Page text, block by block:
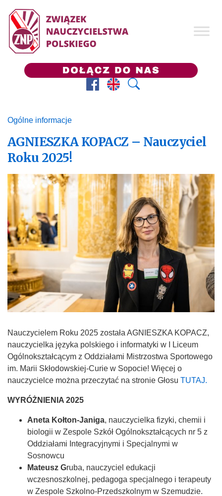
FacebookPrezes ZNP
Wyszukaj
Ogólne informacje
AGNIESZKA KOPACZ – Nauczyciel
Roku 2025!
Nauczycielem Roku 2025 została AGNIESZKA KOPACZ,
nauczycielka języka polskiego i informatyki w I Liceum
Ogólnokształcącym z Oddziałami Mistrzostwa Sportowego
im. Marii Skłodowskiej-Curie w Sopocie! Więcej o
nauczycielce można przeczytać na stronie Głosu TUTAJ.
WYRÓŻNIENIA 2025
Aneta Kołton-Janiga, nauczycielka fizyki, chemii i
biologii w Zespole Szkół Ogólnokształcących nr 5 z
Oddziałami Integracyjnymi i Specjalnymi w
Sosnowcu
Mateusz Gruba, nauczyciel edukacji
wczesnoszkolnej, pedagoga specjalnego i terapeuty
w Zespole Szkolno-Przedszkolnym w Szemudzie.